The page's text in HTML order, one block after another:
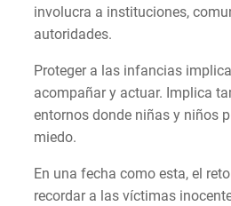
involucra a instituciones,
autoridades.
Proteger a las infancias
acompañar y actuar. Implica
entornos donde niñas y niños
miedo.
En una fecha como esta, el
recordar a las víctimas